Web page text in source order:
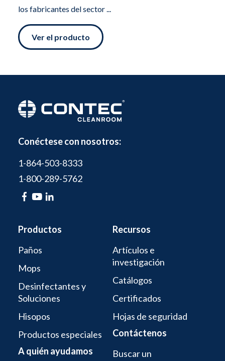
los fabricantes del sector ...
Ver el producto
Conéctese con nosotros:
1-864-503-8333
1-800-289-5762
Productos
Paños
Mops
Desinfectantes y
Soluciones
Hisopos
Productos especiales
A quién ayudamos
Recursos
Artículos e
investigación
Catálogos
Certificados
Hojas de seguridad
Contáctenos
Buscar un